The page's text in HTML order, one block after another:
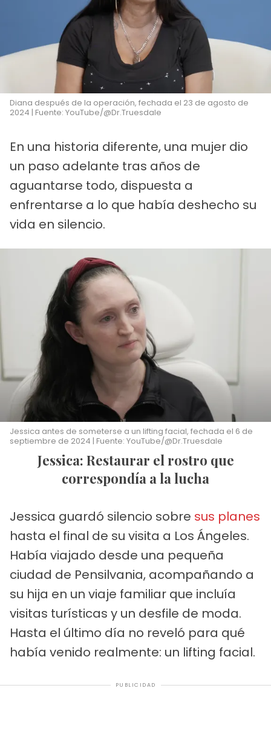
Diana después de la operación, fechada el 23 de agosto de
2024 | Fuente: YouTube/@Dr.Truesdale
En una historia diferente, una mujer dio
un paso adelante tras años de
aguantarse todo, dispuesta a
enfrentarse a lo que había deshecho su
vida en silencio.
Jessica antes de someterse a un lifting facial, fechada el 6 de
septiembre de 2024 | Fuente: YouTube/@Dr.Truesdale
Jessica: Restaurar el rostro que
correspondía a la lucha
Jessica guardó silencio sobre sus planes
hasta el final de su visita a Los Ángeles.
Había viajado desde una pequeña
ciudad de Pensilvania, acompañando a
su hija en un viaje familiar que incluía
visitas turísticas y un desfile de moda.
Hasta el último día no reveló para qué
había venido realmente: un lifting facial.
PUBLICIDAD